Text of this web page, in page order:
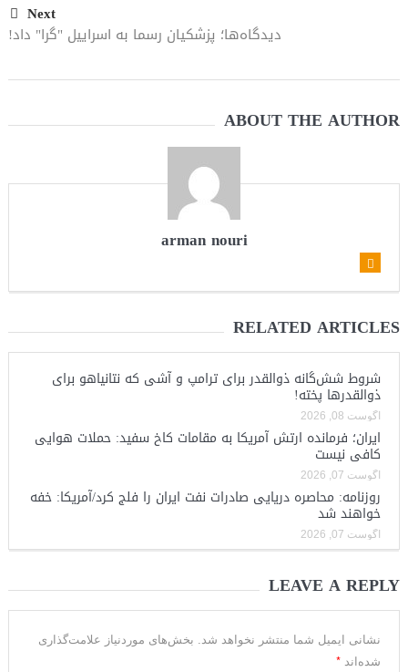
Next
دیدگاه‌ها؛ پزشکیان رسما به اسراییل "گرا" داد!
ABOUT THE AUTHOR
arman nouri
RELATED ARTICLES
شروط شش‌گانه ذوالقدر برای ترامپ و آشی که نتانیاهو برای
ذوالقدرها پخته!
آگوست 08, 2026
ایران؛ فرمانده ارتش آمریکا به مقامات کاخ سفید: حملات هوایی
کافی نیست
آگوست 07, 2026
روزنامه: محاصره دریایی صادرات نفت ایران را فلج کرد/آمریکا: خفه
خواهند شد
آگوست 07, 2026
LEAVE A REPLY
نشانی ایمیل شما منتشر نخواهد شد. بخش‌های موردنیاز علامت‌گذاری
شده‌اند *